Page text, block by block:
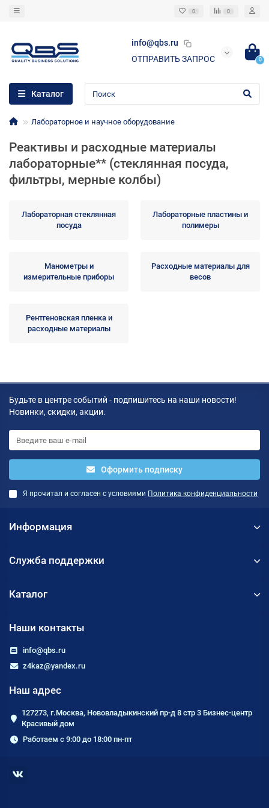
0 0
info@qbs.ru
ОТПРАВИТЬ ЗАПРОС
0
Каталог
Лабораторное и научное оборудование
Реактивы и расходные материалы
лабораторные** (стеклянная посуда,
фильтры, мерные колбы)
Лабораторная стеклянная
посуда
Лабораторные пластины и
полимеры
Манометры и
измерительные приборы
Расходные материалы для
весов
Рентгеновская пленка и
расходные материалы
Будьте в центре событий - подпишитесь на наши новости!
Новинки, скидки, акции.
Оформить подписку
Я прочитал и согласен с условиями Политика конфиденциальности
Информация
Служба поддержки
Каталог
Наши контакты
info@qbs.ru
z4kaz@yandex.ru
Наш адрес
127273, г.Москва, Нововладыкинский пр-д 8 стр 3 Бизнес-центр
Красивый дом
Работаем с 9:00 до 18:00 пн-пт